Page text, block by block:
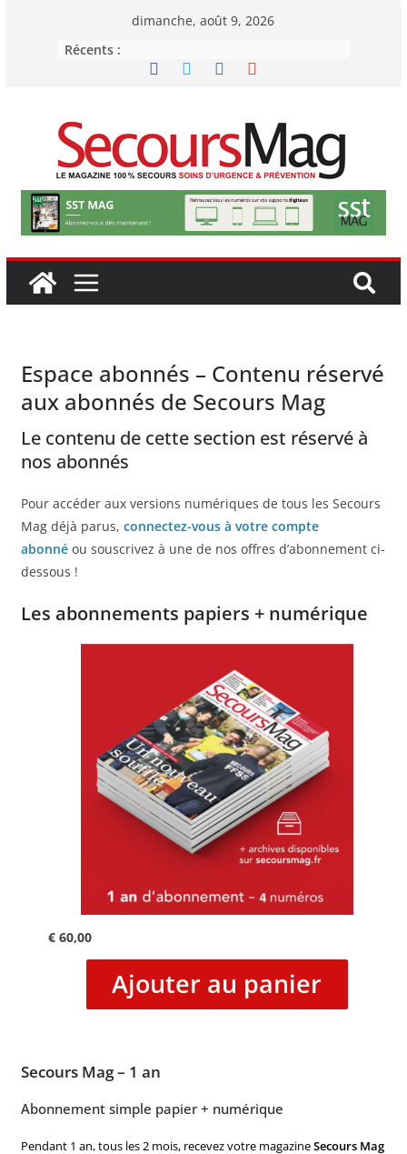
dimanche, août 9, 2026
Récents :
Espace abonnés – Contenu réservé
aux abonnés de Secours Mag
Le contenu de cette section est réservé à
nos abonnés
Pour accéder aux versions numériques de tous les Secours
Mag déjà parus, connectez-vous à votre compte
abonnéou souscrivez à une de nos offres d’abonnement ci-
dessous !
Les abonnements papiers + numérique
€60,00
Ajouter au panier
Secours Mag – 1 an
Abonnement simple papier + numérique
Pendant 1 an, tous les 2 mois, recevez votre magazineSecours Mag